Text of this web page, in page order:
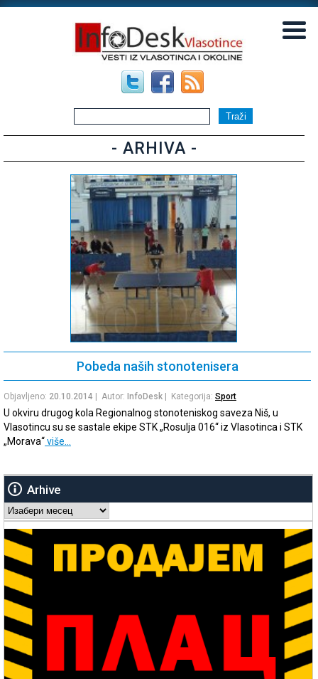
- ARHIVA -
Pobeda naših stonotenisera
Objavljeno: 20.10.2014 | Autor: InfoDesk | Kategorija: Sport
U okviru drugog kola Regionalnog stonoteniskog saveza Niš, u
Vlasotincu su se sastale ekipe STK „Rosulja 016“ iz Vlasotinca i STK
„Morava“više…
Arhive
Arhive